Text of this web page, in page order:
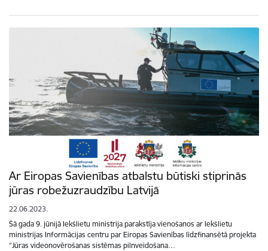
Ar Eiropas Savienības atbalstu būtiski stiprinās
jūras robežuzraudzību Latvijā
22.06.2023.
Šā gada 9. jūnijā Iekšlietu ministrija parakstīja vienošanos ar Iekšlietu
ministrijas Informācijas centru par Eiropas Savienības līdzfinansētā projekta
“Jūras videonovērošanas sistēmas pilnveidošana…